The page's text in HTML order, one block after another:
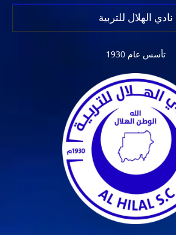
نادي الهلال للتربية
تأسس عام 1930